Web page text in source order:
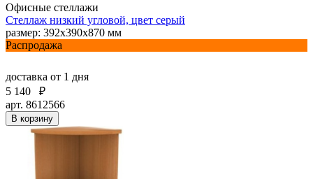
Офисные стеллажи
Стеллаж низкий угловой, цвет серый
размер: 392х390х870 мм
Распродажа
доставка от 1 дня
5 140
₽
арт. 8612566
В корзину